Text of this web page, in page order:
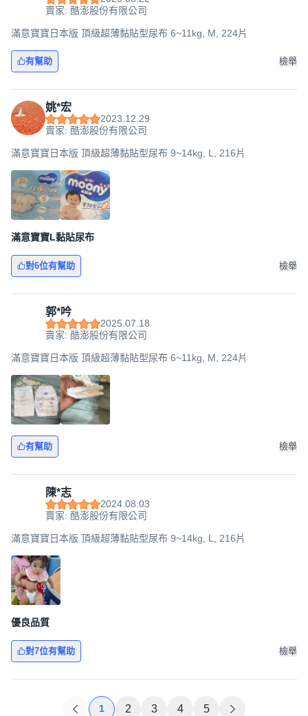
賣家: 酷澎股份有限公司
滿意寶寶日本版 頂級超薄黏貼型尿布 6~11kg, M, 224片
有幫助 檢舉
姚*宏
2023.12.29
賣家: 酷澎股份有限公司
滿意寶寶日本版 頂級超薄黏貼型尿布 9~14kg, L, 216片
滿意寶寶L黏貼尿布
對6位有幫助 檢舉
郭*吟
2025.07.18
賣家: 酷澎股份有限公司
滿意寶寶日本版 頂級超薄黏貼型尿布 6~11kg, M, 224片
有幫助 檢舉
陳*志
2024.08.03
賣家: 酷澎股份有限公司
滿意寶寶日本版 頂級超薄黏貼型尿布 9~14kg, L, 216片
優良品質
對7位有幫助 檢舉
1 2 3 4 5